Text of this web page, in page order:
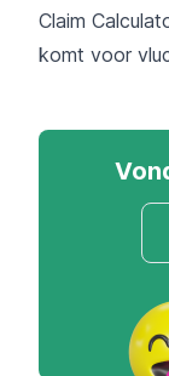
Claim
komt voor